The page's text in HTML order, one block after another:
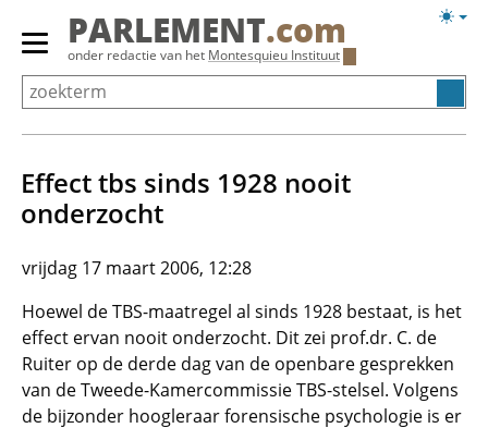
Overslaan
Primair
menu
tonen/verbergen
PARLEMENT.com
onder redactie van het Montesquieu Instituut
Effect tbs sinds 1928 nooit
onderzocht
vrijdag 17 maart 2006, 12:28
Hoewel de TBS-maatregel al sinds 1928 bestaat, is het
effect ervan nooit onderzocht. Dit zei prof.dr. C. de
Ruiter op de derde dag van de openbare gesprekken
van de Tweede-Kamercommissie TBS-stelsel. Volgens
de bijzonder hoogleraar forensische psychologie is er